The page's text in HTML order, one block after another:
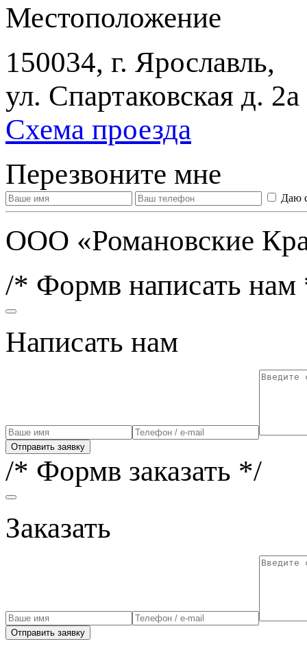
Местоположение
150034, г. Ярославль,
ул. Спартаковская д. 2а
Схема проезда
Перезвоните мне
Даю
ООО «Романовские
/* Формв написать нам
Написать нам
Отправить заявку
/* Формв заказать */
Заказать
Отправить заявку